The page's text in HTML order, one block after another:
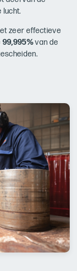
lucht.
zeer effectieve
99,995%van de